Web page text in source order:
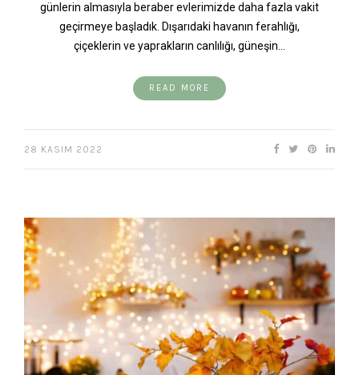
günlerin almasıyla beraber evlerimizde daha fazla vakit
geçirmeye başladık. Dışarıdaki havanın ferahlığı,
çiçeklerin ve yaprakların canlılığı, güneşin…
READ MORE
28 KASIM 2022